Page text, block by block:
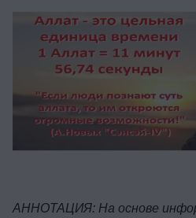
АННОТАЦИЯ: На основе